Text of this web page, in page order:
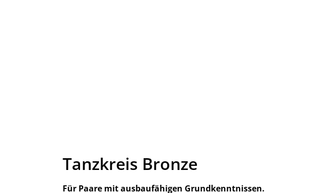
Tanzkreis Bronze
Für Paare mit ausbaufähigen Grundkenntnissen.